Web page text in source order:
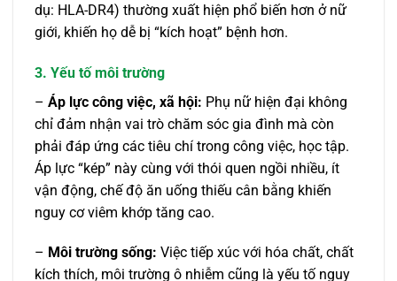
dụ: HLA-DR4) thường xuất hiện phổ biến hơn ở nữ
giới, khiến họ dễ bị “kích hoạt” bệnh hơn.
3. Yếu tố môi trường
– Áp lực công việc, xã hội: Phụ nữ hiện đại không
chỉ đảm nhận vai trò chăm sóc gia đình mà còn
phải đáp ứng các tiêu chí trong công việc, học tập.
Áp lực “kép” này cùng với thói quen ngồi nhiều, ít
vận động, chế độ ăn uống thiếu cân bằng khiến
nguy cơ viêm khớp tăng cao.
– Môi trường sống: Việc tiếp xúc với hóa chất, chất
kích thích, môi trường ô nhiễm cũng là yếu tố nguy